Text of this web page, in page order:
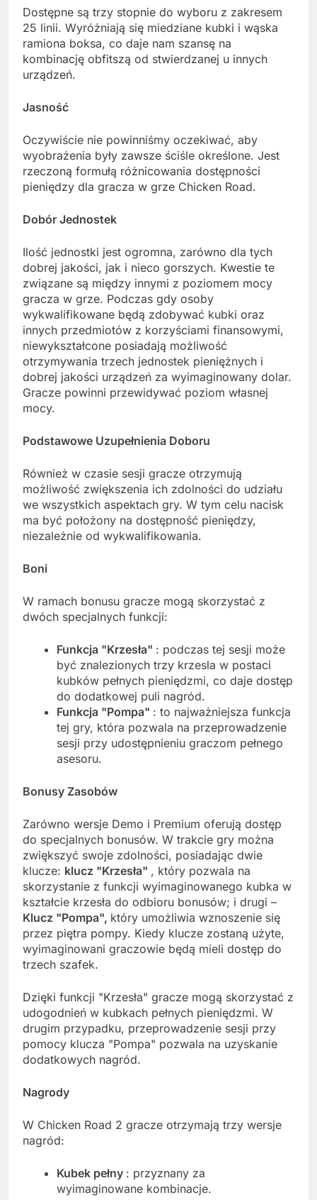
Dostępne są trzy stopnie do wyboru z zakresem
25 linii. Wyróżniają się miedziane kubki i wąska
ramiona boksa, co daje nam szansę na
kombinację obfitszą od stwierdzanej u innych
urządzeń.
Jasność
Oczywiście nie powinniśmy oczekiwać, aby
wyobrażenia były zawsze ściśle określone. Jest
rzeczoną formułą różnicowania dostępności
pieniędzy dla gracza w grze Chicken Road.
Dobór Jednostek
Ilość jednostki jest ogromna, zarówno dla tych
dobrej jakości, jak i nieco gorszych. Kwestie te
związane są między innymi z poziomem mocy
gracza w grze. Podczas gdy osoby
wykwalifikowane będą zdobywać kubki oraz
innych przedmiotów z korzyściami finansowymi,
niewykształcone posiadają możliwość
otrzymywania trzech jednostek pieniężnych i
dobrej jakości urządzeń za wyimaginowany dolar.
Gracze powinni przewidywać poziom własnej
mocy.
Podstawowe Uzupełnienia Doboru
Również w czasie sesji gracze otrzymują
możliwość zwiększenia ich zdolności do udziału
we wszystkich aspektach gry. W tym celu nacisk
ma być położony na dostępność pieniędzy,
niezależnie od wykwalifikowania.
Boni
W ramach bonusu gracze mogą skorzystać z
dwóch specjalnych funkcji:
Funkcja "Krzesła" : podczas tej sesji może
być znalezionych trzy krzesla w postaci
kubków pełnych pieniędzmi, co daje dostęp
do dodatkowej puli nagród.
Funkcja "Pompa" : to najważniejsza funkcja
tej gry, która pozwala na przeprowadzenie
sesji przy udostępnieniu graczom pełnego
asesoru.
Bonusy Zasobów
Zarówno wersje Demo i Premium oferują dostęp
do specjalnych bonusów. W trakcie gry można
zwiększyć swoje zdolności, posiadając dwie
klucze: klucz "Krzesła" , który pozwala na
skorzystanie z funkcji wyimaginowanego kubka w
kształcie krzesła do odbioru bonusów; i drugi –
Klucz "Pompa", który umożliwia wznoszenie się
przez piętra pompy. Kiedy klucze zostaną użyte,
wyimaginowani graczowie będą mieli dostęp do
trzech szafek.
Dzięki funkcji "Krzesła" gracze mogą skorzystać z
udogodnień w kubkach pełnych pieniędzmi. W
drugim przypadku, przeprowadzenie sesji przy
pomocy klucza "Pompa" pozwala na uzyskanie
dodatkowych nagród.
Nagrody
W Chicken Road 2 gracze otrzymają trzy wersje
nagród:
Kubek pełny : przyznany za
wyimaginowane kombinacje.